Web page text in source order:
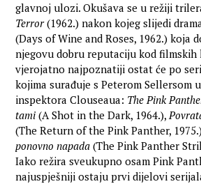
glavnoj ulozi. Okušava se u režiji
Terror(1962.) nakon kojeg slijedi
(Days of Wine and Roses, 1962.) koja
njegovu dobru reputaciju kod filmskih
vjerojatno najpoznatiji ostat će po
kojima surađuje s Peterom Sellersom
inspektora Clouseaua: The Pink
tami (A Shot in the Dark, 1964.),
(The Return of the Pink Panther,
ponovno napada (The Pink Panther
Iako režira sveukupno osam Pink
najuspješniji ostaju prvi dijelovi